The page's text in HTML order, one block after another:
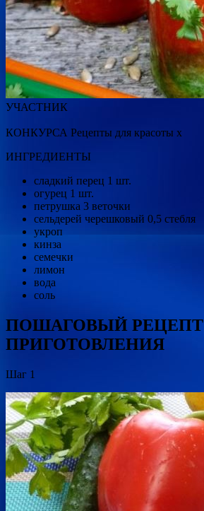
УЧАСТНИК
КОНКУРСА Рецепты для красоты x
ИНГРЕДИЕНТЫ
сладкий перец 1 шт.
огурец 1 шт.
петрушка 3 веточки
сельдерей черешковый 0,5 стебля
укроп
кинза
семечки
лимон
вода
соль
ПОШАГОВЫЙ РЕЦЕПТ
ПРИГОТОВЛЕНИЯ
Шаг 1